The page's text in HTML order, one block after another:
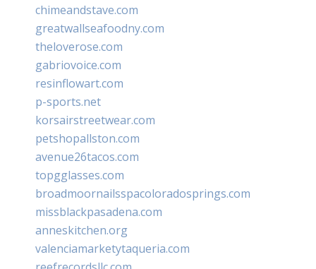
chimeandstave.com
greatwallseafoodny.com
theloverose.com
gabriovoice.com
resinflowart.com
p-sports.net
korsairstreetwear.com
petshopallston.com
avenue26tacos.com
topgglasses.com
broadmoornailsspacoloradosprings.com
missblackpasadena.com
anneskitchen.org
valenciamarketytaqueria.com